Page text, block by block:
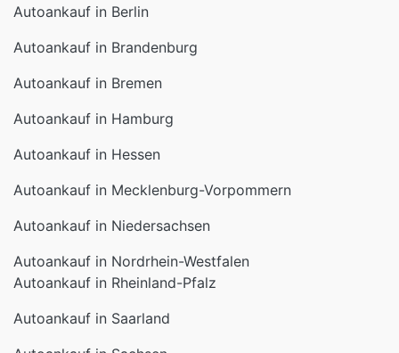
Autoankauf in Niedersachsen
Autoankauf in Rheinland-Pfalz